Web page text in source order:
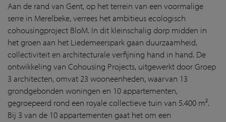
Aan de rand van Gent, op het terrein van een voormalige
serre in Merelbeke, verrees het ambitieus ecologisch
cohousingproject BloM. In dit kleinschalig dorp midden in
het groen aan het Liedemeerspark gaan duurzaamheid,
collectiviteit en architecturale verfijning hand in hand. De
ontwikkeling van Cohousing Projects, uitgewerkt door Groep
3 architecten, omvat 23 wooneenheden, waarvan 13
grondgebonden woningen en 10 appartementen,
gegroepeerd rond een royale collectieve tuin van 5.400 m².
Bij 3 van de 10 appartementen gaat het om een